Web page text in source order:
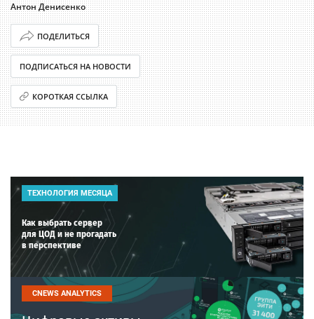
Антон Денисенко
ПОДЕЛИТЬСЯ
ПОДПИСАТЬСЯ НА НОВОСТИ
КОРОТКАЯ ССЫЛКА
ТЕХНОЛОГИЯ МЕСЯЦА
Как выбрать сервер
для ЦОД и не прогадать
в перспективе
CNEWS ANALYTICS